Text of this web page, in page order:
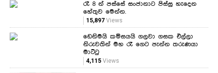
රෑ 8 න් පස්සේ සංජානාට පිස්සු හැදෙන
හේතුව මෙන්න.
15,897Views
ඩෙනිමයි කමිසයයි ගලවා ගසක එල්ලා
නිරුවතින් මහ රෑ ගෙට පැන්න තරුණයා
මාට්ටු
4,115Views